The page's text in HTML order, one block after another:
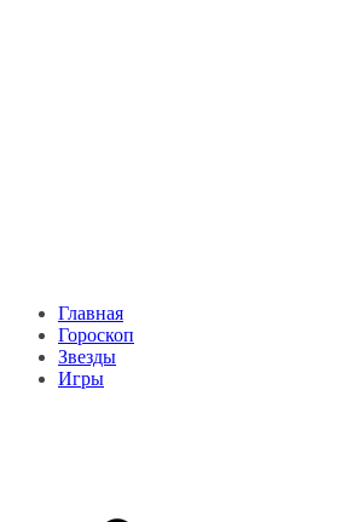
Главная
Гороскоп
Звезды
Игры